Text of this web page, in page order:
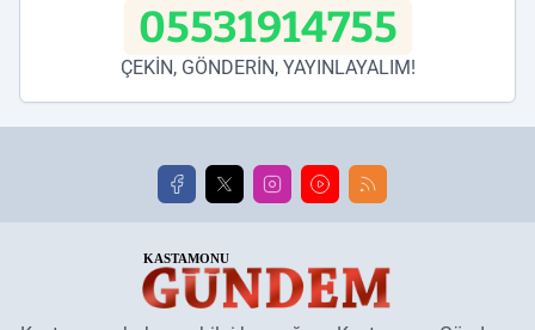
05531914755
ÇEKİN, GÖNDERİN, YAYINLAYALIM!